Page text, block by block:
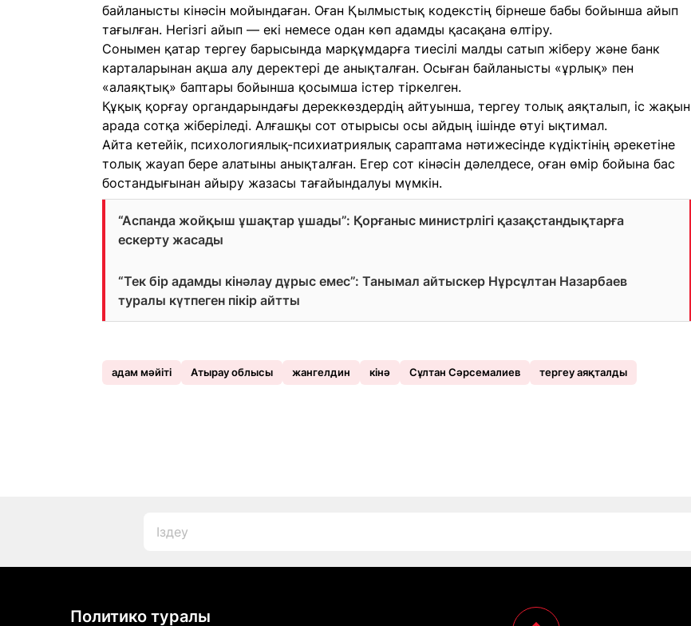
байланысты кінәсін мойындаған. Оған Қылмыстық кодекстің бірнеше бабы бойынша айып
тағылған. Негізгі айып — екі немесе одан көп адамды қасақана өлтіру.
Сонымен қатар тергеу барысында марқұмдарға тиесілі малды сатып жіберу және банк
карталарынан ақша алу деректері де анықталған. Осыған байланысты «ұрлық» пен
«алаяқтық» баптары бойынша қосымша істер тіркелген.
Құқық қорғау органдарындағы дереккөздердің айтуынша, тергеу толық аяқталып, іс жақын
арада сотқа жіберіледі. Алғашқы сот отырысы осы айдың ішінде өтуі ықтимал.
Айта кетейік, психологиялық-психиатриялық сараптама нәтижесінде күдіктінің әрекетіне
толық жауап бере алатыны анықталған. Егер сот кінәсін дәлелдесе, оған өмір бойына бас
бостандығынан айыру жазасы тағайындалуы мүмкін.
“Аспанда жойқыш ұшақтар ұшады”: Қорғаныс министрлігі қазақстандықтарға
ескерту жасады
“Тек бір адамды кінәлау дұрыс емес”: Танымал айтыскер Нұрсұлтан Назарбаев
туралы күтпеген пікір айтты
адам мәйіті Атырау облысы жангелдин кінә Сұлтан Сәрсемалиев тергеу аяқталды
Политико туралы